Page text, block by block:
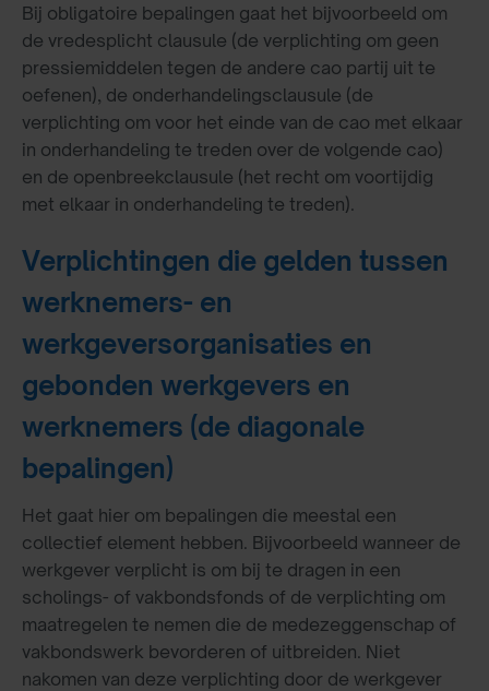
Bij obligatoire bepalingen gaat het bijvoorbeeld om
de vredesplicht clausule (de verplichting om geen
pressiemiddelen tegen de andere cao partij uit te
oefenen), de onderhandelingsclausule (de
verplichting om voor het einde van de cao met elkaar
in onderhandeling te treden over de volgende cao)
en de openbreekclausule (het recht om voortijdig
met elkaar in onderhandeling te treden).
Verplichtingen die gelden tussen
werknemers- en
werkgeversorganisaties en
gebonden werkgevers en
werknemers (de diagonale
bepalingen)
Het gaat hier om bepalingen die meestal een
collectief element hebben. Bijvoorbeeld wanneer de
werkgever verplicht is om bij te dragen in een
scholings- of vakbondsfonds of de verplichting om
maatregelen te nemen die de medezeggenschap of
vakbondswerk bevorderen of uitbreiden. Niet
nakomen van deze verplichting door de werkgever